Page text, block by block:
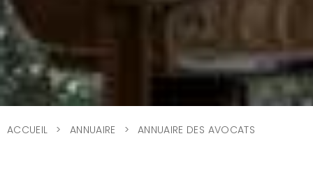
ACCUEIL ANNUAIRE ANNUAIRE DES AVOCATS